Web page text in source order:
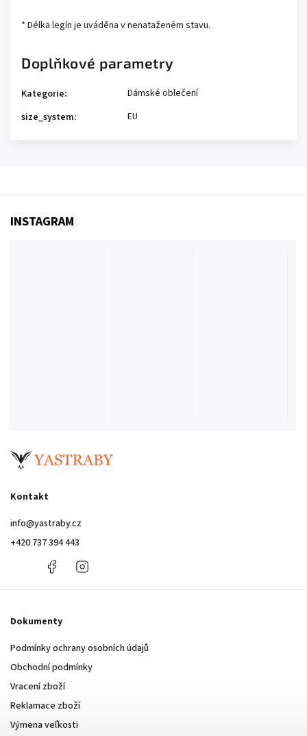
* Délka legín je uváděna v nenataženém stavu.
Doplňkové parametry
Kategorie:
Dámské oblečení
size_system: EU
Kontakt
info@yastraby.cz
+420 737 394 443
+420
394
Facebook
Dokumenty
Podmínky ochrany osobních údajů
Obchodní podmínky
Vracení zboží
Reklamace zboží
Výmena veľkosti
INSTAGRAM